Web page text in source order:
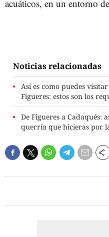
acuáticos, en un entorno
Noticias relacionadas
Así es como puedes
Figueres: estos son los
De Figueres a Cadaqués:
querría que hicieras por